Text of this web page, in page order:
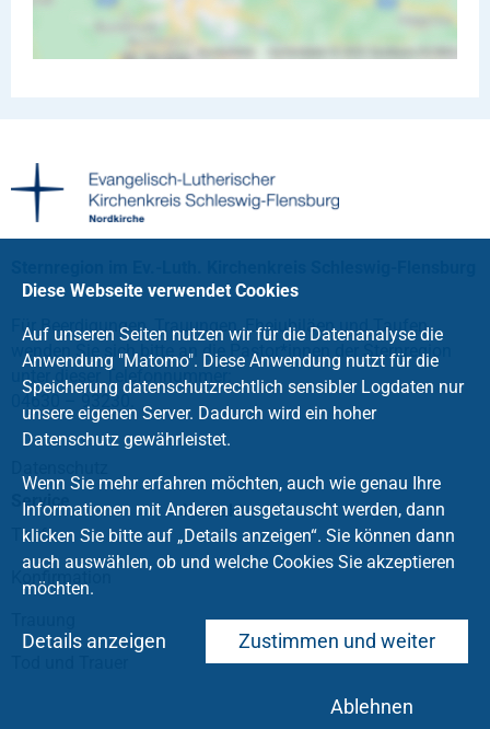
Für Beerdigungen, Trauungen, Ehejubiläen und Taufen
wenden Sie sich bitte an die Pastor*innen der Sternregion
unter dieser Telefonnummer:
04630 – 93230.
Service
Taufe
Konfirmation
Kontakt
Diese Webseite verwendet Cookies
Auf unseren Seiten nutzen wir für die Datenanalyse die
Anwendung "Matomo". Diese Anwendung nutzt für die
Speicherung datenschutzrechtlich sensibler Logdaten nur
unsere eigenen Server. Dadurch wird ein hoher
Datenschutz gewährleistet.
Wenn Sie mehr erfahren möchten, auch wie genau Ihre
Informationen mit Anderen ausgetauscht werden, dann
klicken Sie bitte auf „Details anzeigen“. Sie können dann
auch auswählen, ob und welche Cookies Sie akzeptieren
möchten.
Zustimmen und weiter
Details anzeigen
Ablehnen